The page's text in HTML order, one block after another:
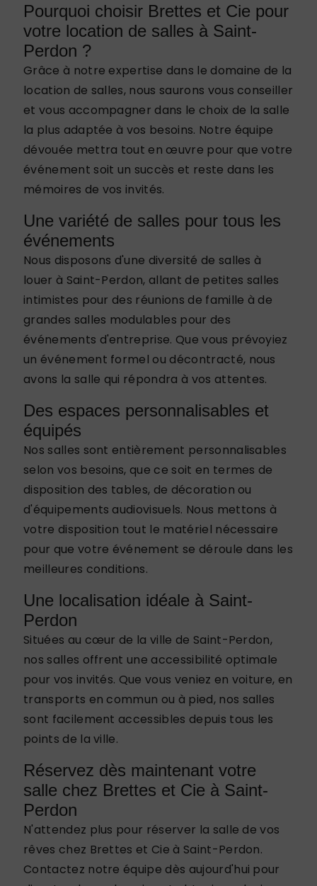
Pourquoi choisir Brettes et Cie pour
votre location de salles à Saint-
Perdon ?
Grâce à notre expertise dans le domaine de la
location de salles, nous saurons vous conseiller
et vous accompagner dans le choix de la salle
la plus adaptée à vos besoins. Notre équipe
dévouée mettra tout en œuvre pour que votre
événement soit un succès et reste dans les
mémoires de vos invités.
Une variété de salles pour tous les
événements
Nous disposons d'une diversité de salles à
louer à Saint-Perdon, allant de petites salles
intimistes pour des réunions de famille à de
grandes salles modulables pour des
événements d'entreprise. Que vous prévoyiez
un événement formel ou décontracté, nous
avons la salle qui répondra à vos attentes.
Des espaces personnalisables et
équipés
Nos salles sont entièrement personnalisables
selon vos besoins, que ce soit en termes de
disposition des tables, de décoration ou
d'équipements audiovisuels. Nous mettons à
votre disposition tout le matériel nécessaire
pour que votre événement se déroule dans les
meilleures conditions.
Une localisation idéale à Saint-
Perdon
Situées au cœur de la ville de Saint-Perdon,
nos salles offrent une accessibilité optimale
pour vos invités. Que vous veniez en voiture, en
transports en commun ou à pied, nos salles
sont facilement accessibles depuis tous les
points de la ville.
Réservez dès maintenant votre
salle chez Brettes et Cie à Saint-
Perdon
N'attendez plus pour réserver la salle de vos
rêves chez Brettes et Cie à Saint-Perdon.
Contactez notre équipe dès aujourd'hui pour